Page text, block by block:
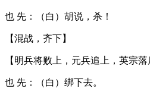
也 先：（白）胡说，杀！
【混战，齐下】
【明兵将败上，元兵追上，英宗
也 先：（白）绑下去。